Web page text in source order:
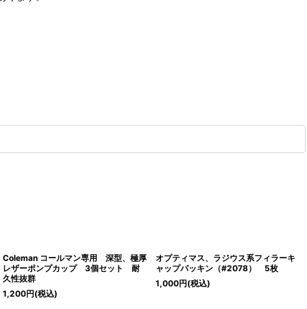
Coleman コールマン専用 深型、極厚
レザーポンプカップ 3個セット 耐
久性抜群
1,200円(税込)
オプティマス、ラジウス系フィラーキ
ャップパッキン（#2078） 5枚
1,000円(税込)